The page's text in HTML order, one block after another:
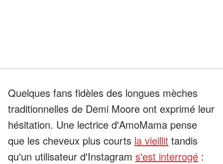
Quelques fans fidèles des longues mèches
traditionnelles de Demi Moore ont exprimé leur
hésitation. Une lectrice d'AmoMama pense
que les cheveux plus courts la vieillit tandis
qu'un utilisateur d'Instagram s'est interrogé :